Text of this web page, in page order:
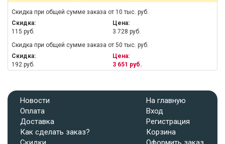
Скидка при общей сумме заказа от 10 тыс. руб.
Скидка:
115 руб.
Цена:
3 728 руб.
Скидка при общей сумме заказа от 50 тыс. руб.
Скидка:
192 руб.
Цена:
3 651 руб.
Новости
Оплата
Доставка
Как сделать заказ?
На главную
Вход
Регистрация
Корзина